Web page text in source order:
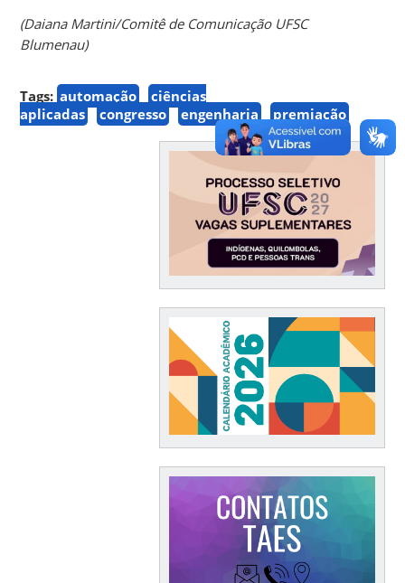
(Daiana Martini/Comitê de Comunicação UFSC
Blumenau)
Tags: automação
ciências
aplicadas
congresso engenharia premiação